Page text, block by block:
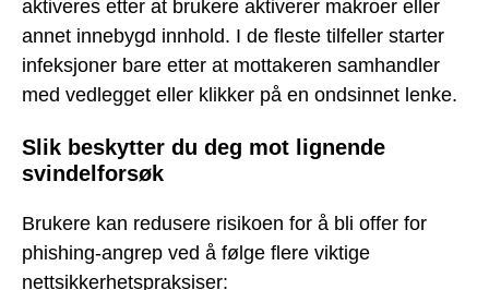
aktiveres etter at brukere aktiverer makroer eller
annet innebygd innhold. I de fleste tilfeller starter
infeksjoner bare etter at mottakeren samhandler
med vedlegget eller klikker på en ondsinnet lenke.
Slik beskytter du deg mot lignende
svindelforsøk
Brukere kan redusere risikoen for å bli offer for
phishing-angrep ved å følge flere viktige
nettsikkerhetspraksiser: